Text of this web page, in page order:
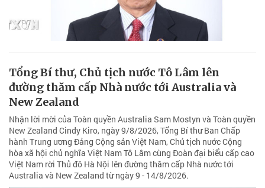
Tổng Bí thư, Chủ tịch nước Tô Lâm lên
đường thăm cấp Nhà nước tới Australia và
New Zealand
Nhận lời mời của Toàn quyền Australia Sam Mostyn và Toàn quyền
New Zealand Cindy Kiro, ngày 9/8/2026, Tổng Bí thư Ban Chấp
hành Trung ương Đảng Cộng sản Việt Nam, Chủ tịch nước Cộng
hòa xã hội chủ nghĩa Việt Nam Tô Lâm cùng Đoàn đại biểu cấp cao
Việt Nam rời Thủ đô Hà Nội lên đường thăm cấp Nhà nước tới
Australia và New Zealand từ ngày 9 - 14/8/2026.